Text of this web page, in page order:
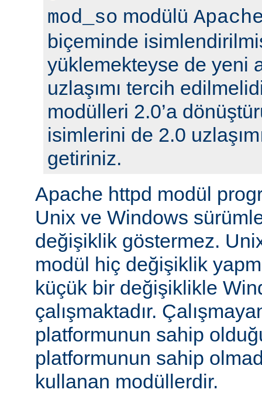
mod_so modülü
biçeminde
yüklemekteyse de yeni
uzlaşımı tercih
modülleri 2.0’a
isimlerini de 2.0
getiriniz.
Apache httpd modül
Unix ve Windows
değişiklik göstermez.
modül hiç değişiklik
küçük bir değişiklikle
çalışmaktadır.
platformunun sahip
platformunun sahip
kullanan modüllerdir.